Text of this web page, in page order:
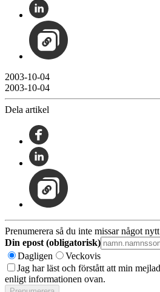
2003-10-04
2003-10-04
Dela artikel
Prenumerera så du inte missar något
Din epost (obligatorisk)
Dagligen
Veckovis
Jag har läst och förstått att min
enligt informationen ovan.